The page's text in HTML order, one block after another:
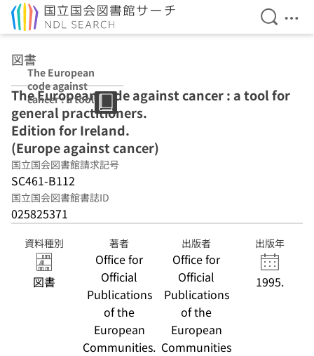
検索を
メ
図書
The European
code against
cancer : a tool
for general
practitioners.
Edition for
Ireland. (Europe
against cancer)
The European code against cancer : a tool for
general practitioners.
Edition for Ireland.
(Europe against cancer)
国立国会図書館請求記号
SC461-B112
国立国会図書館書誌ID
025825371
資料種別
図書
著者
Office for
Official
Publications
of the
European
Communities.
出版者
Office for
Official
Publications
of the
European
Communities
出版年
1995.